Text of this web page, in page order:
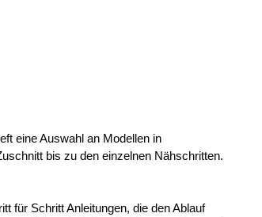
eine Auswahl an Modellen in
bis zu den einzelnen Nähschritten.
für Schritt Anleitungen, die den Ablauf